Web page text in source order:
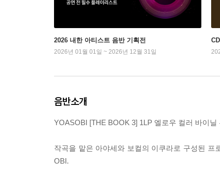
2026 내한 아티스트 음반 기획전
2026년 01월 01일 ~ 2026년 12월 31일
음반소개
YOASOBI [THE BOOK 3] 1LP 엘로우 컬러 바이
작곡을 맡은 아야세와 보컬의 이쿠라로 구성된
OBI.